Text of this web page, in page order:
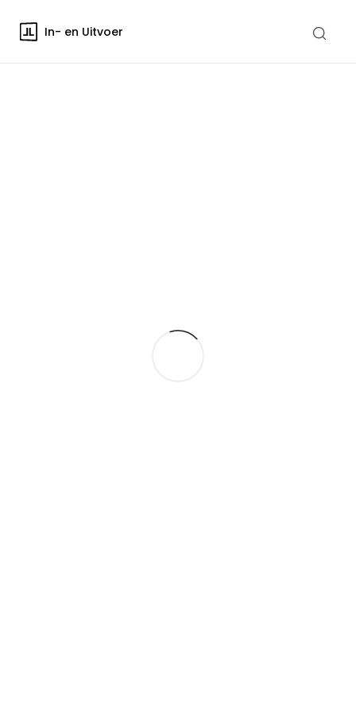
In- en Uitvoer